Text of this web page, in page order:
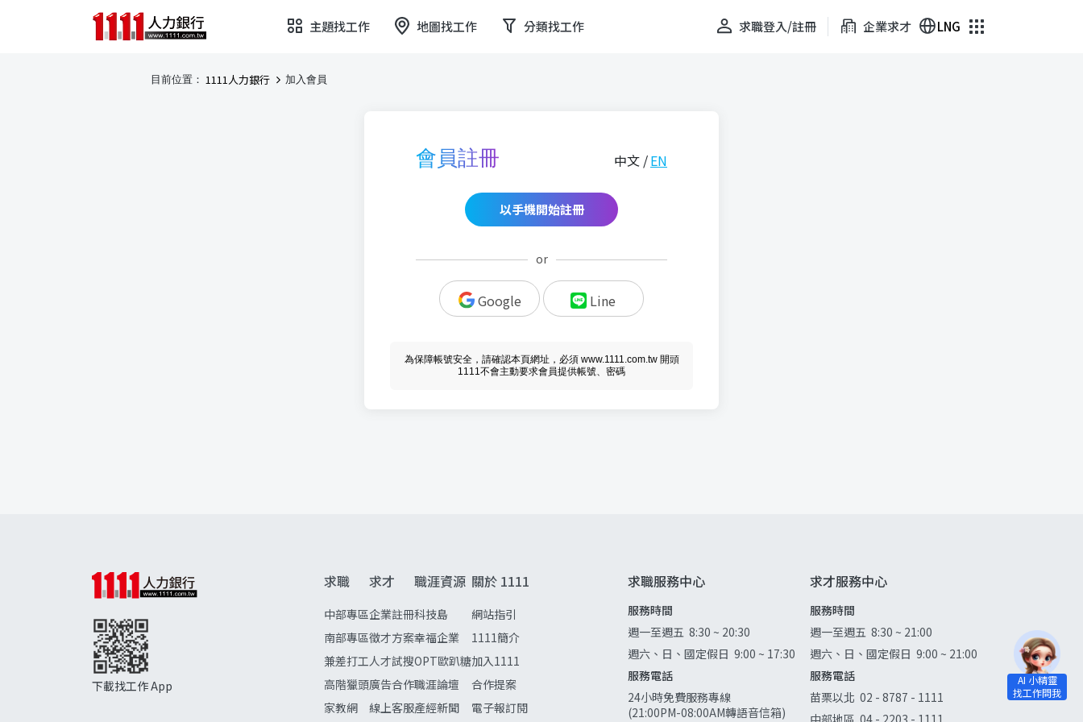
主題找工作 地圖找工作 分類找工作 求職登入/註冊 企業求才 LNG
目前位置： 1111人力銀行 加入會員
會員註冊 中文 /EN
以手機開始註冊
or
Google Line
為保障帳號安全，請確認本頁網址，必須 www.1111.com.tw 開頭
1111不會主動要求會員提供帳號、密碼
下載找工作 App
求職
中部專區
南部專區
兼差打工
高階獵頭
家教網
求才
企業註冊
徵才方案
人才試搜
廣告合作
線上客服
職涯資源
科技島
幸福企業
OPT歐趴糖
職涯論壇
產經新聞
關於 1111
網站指引
1111簡介
加入1111
合作提案
電子報訂閱
求職服務中心
服務時間
週一至週五 8:30 ~ 20:30
週六、日、國定假日 9:00 ~ 17:30
服務電話
24小時免費服務專線
(21:00PM-08:00AM轉語音信箱)
求才服務中心
服務時間
週一至週五 8:30 ~ 21:00
週六、日、國定假日 9:00 ~ 21:00
服務電話
苗栗以北 02 - 8787 - 1111
中部地區 04 - 2203 - 1111